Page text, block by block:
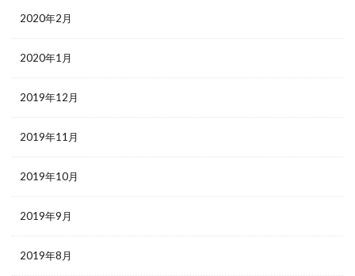
2020年2月
2020年1月
2019年12月
2019年11月
2019年10月
2019年9月
2019年8月